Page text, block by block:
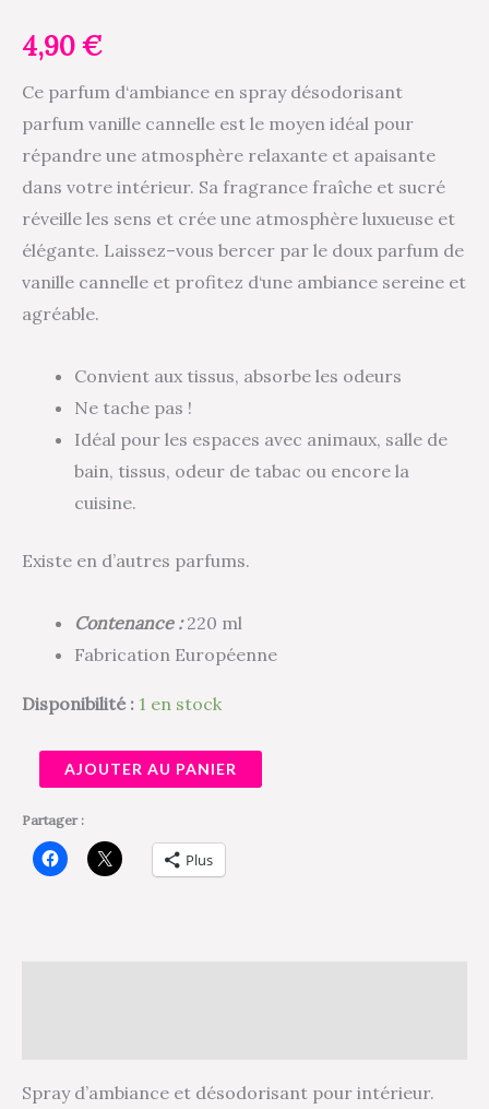
4,90€
Ce parfum d‘ambiance en spray désodorisant
parfum vanille cannelle est le moyen idéal pour
répandre une atmosphère relaxante et apaisante
dans votre intérieur. Sa fragrance fraîche et sucré
réveille les sens et crée une atmosphère luxueuse et
élégante. Laissez–vous bercer par le doux parfum de
vanille cannelle et profitez d‘une ambiance sereine et
agréable.
Convient aux tissus, absorbe les odeurs
Ne tache pas !
Idéal pour les espaces avec animaux, salle de
bain, tissus, odeur de tabac ou encore la
cuisine.
Existe en d’autres parfums.
Contenance :220 ml
Fabrication Européenne
Disponibilité : 1 en stock
AJOUTER AU PANIER
Partager :
Plus
Spray d’ambiance et désodorisant pour intérieur.